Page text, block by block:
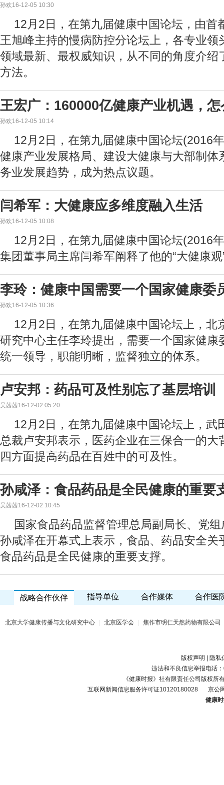
孙欢16-12-05 10:30
12月2日，在第九届健康中国论坛，由首
王旭峰主持的慢病防控分论坛上，各专业领
领域最新、最权威知识，从不同的角度介绍
方法。
王宏广：160000亿健康产业机遇，
孙欢16-12-05 10:14
12月2日，在第九届健康中国论坛(2016
健康产业发展格局、建设大健康与大部制体
务业发展趋势，成为热点议题。
闫希军：大健康应多维度融入生活
孙欢16-12-05 10:08
12月2日，在第九届健康中国论坛(2016
集团董事局主席闫希军阐释了他的“大健康观
李玲：健康中国需要一个国家健康委
孙欢16-12-05 10:36
12月2日，在第九届健康中国论坛上，北
研究中心主任李玲提出，需要一个国家健康
统一领导，职能明晰，监督独立的体系。
卢安邦：药品可及性别忘了基层培训
吴茜茜16-12-02 05:20
12月2日，在第九届健康中国论坛上，武
总裁卢安邦表示，医药企业在三保合一的大
四方面提高药品在百姓中的可及性。
孙咸泽：食品药品是全民健康的重要
吴茜茜16-12-02 10:45
国家食品药品监督管理总局副局长、党
孙咸泽在开幕式上表示，食品、药品安全关
食品药品是全民健康的重要支撑。
战略合作伙伴 指导单位 合作媒体 合作医
北京大学健康传播与文化研究中心 北京医学会 焦作市明仁天然药物有限公司
版权声明
隐私
违法和不良信息举报电话
《健康时报》社有限责任公司版权所
互联网新闻信息服务许可证10120180028
京公
健康